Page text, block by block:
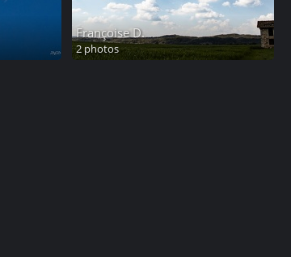
Françoise D.
2 photos